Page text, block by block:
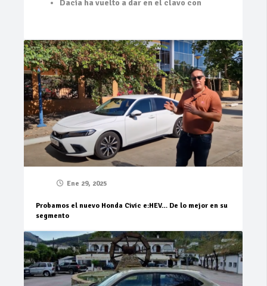
Dacia ha vuelto a dar en el clavo con
Ene 29, 2025
Probamos el nuevo Honda Civic e:HEV… De lo mejor en su
segmento